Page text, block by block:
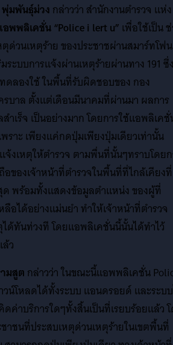
พุ่มพันธุ์ม่วง กล่าวว่า สำนักงานตำรวจ แห่ง
พพลิเคชั่น “Police i lert u” เพื่อใช้เป็น
ตุด่วนเหตุร้าย ของประชาชผ่านสมาร์ทโฟน
ระบบการแจ้งผ่านเหตุร้ายผ่านทาง 191 ซึ่
ดลองใช้ ในพื้นที่รับผิดชอบของ กอง
บาล ตั้งแต่เดือนมีนาคมที่ผ่านมา ผลการ
ำเร็จ เป็นอย่างมาก โดยการใช้แอพลิเค
พราะ เพียงแค่กดปุ่มเพียงปุ่มเดียวเท่านั้น
เหตุให้ตำรวจ ตามพื่นที่นั้นๆทราบโดย
ของเจ้าหน้าที่ตำรวจในพื้นที่ที่ไกล้เคียงที่
พร้อมทั้งแสดงข้อมูลตำแหน่ง ของผู้ที่
ลือได้อย่างแม่นยำ ทำให้เจ้าหน้าที่ตำรวจ
ได้ทันท่วงที โดยแอพลิเคชั่นนี้นั้นได้ทำไว้
ว
มสูต กล่าวว่า ในขณะนี้แอพพลิเคชั่น
น์โหลดได้ทั้งระบบ แอนดรอยด์ และระบ
ดค่าบริการใดๆทั้งสิ้นเป็นที่เรยบร้อยแล้ว
าชนที่ประสบเหตุด่วนเหตุร้ายในเขตพื้นที่